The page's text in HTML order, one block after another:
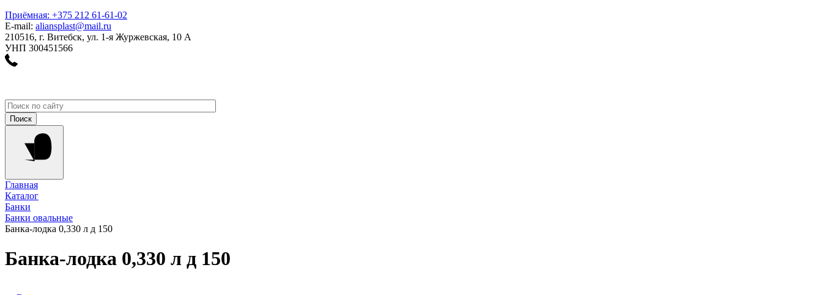
Приёмная: +375 212 61-61-02
E-mail: aliansplast@mail.ru
210516, г. Витебск, ул. 1-я Журжевская, 10 А
УНП 300451566
Главная
Каталог
Банки
Банки овальные
Банка-лодка 0,330 л д 150
Банка-лодка 0,330 л д 150